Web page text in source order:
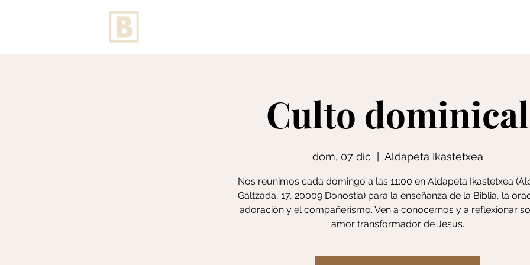
Culto dominical
dom, 07 dic Aldapeta Ikastetxea
Nos reunimos cada domingo a las 11:00 en Aldapeta Ikastetxea
Galtzada, 17, 20009 Donostia) para la enseñanza de la Biblia, la
adoración y el compañerismo. Ven a conocernos y a reflexionar
amor transformador de Jesús.